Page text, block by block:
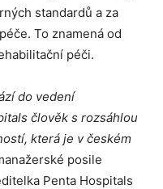
standardů a za
To znamená od
péči.
do vedení
člověk s rozsáhlou
která je v českém
posile
Penta Hospitals